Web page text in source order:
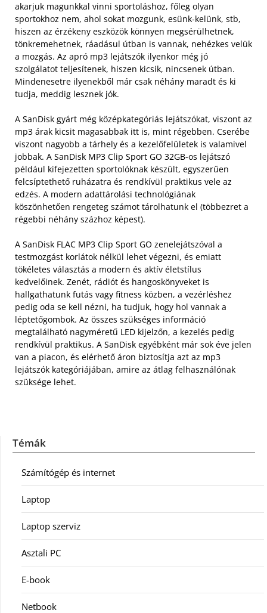
akarjuk magunkkal vinni sportoláshoz, főleg olyan
sportokhoz nem, ahol sokat mozgunk, esünk-kelünk, stb,
hiszen az érzékeny eszközök könnyen megsérülhetnek,
tönkremehetnek, ráadásul útban is vannak, nehézkes velük
a mozgás. Az apró mp3 lejátszók ilyenkor még jó
szolgálatot teljesítenek, hiszen kicsik, nincsenek útban.
Mindenesetre ilyenekből már csak néhány maradt és ki
tudja, meddig lesznek jók.
A SanDisk gyárt még középkategóriás lejátszókat, viszont az
mp3 árak kicsit magasabbak itt is, mint régebben. Cserébe
viszont nagyobb a tárhely és a kezelőfelületek is valamivel
jobbak. A SanDisk MP3 Clip Sport GO 32GB-os lejátszó
például kifejezetten sportolóknak készült, egyszerűen
felcsíptethető ruházatra és rendkívül praktikus vele az
edzés. A modern adattárolási technológiának
köszönhetően rengeteg számot tárolhatunk el (többezret a
régebbi néhány százhoz képest).
A SanDisk FLAC MP3 Clip Sport GO zenelejátszóval a
testmozgást korlátok nélkül lehet végezni, és emiatt
tökéletes választás a modern és aktív életstílus
kedvelőinek. Zenét, rádiót és hangoskönyveket is
hallgathatunk futás vagy fitness közben, a vezérléshez
pedig oda se kell nézni, ha tudjuk, hogy hol vannak a
léptetőgombok. Az összes szükséges információ
megtalálható nagyméretű LED kijelzőn, a kezelés pedig
rendkívül praktikus. A SanDisk egyébként már sok éve jelen
van a piacon, és elérhető áron biztosítja azt az mp3
lejátszók kategóriájában, amire az átlag felhasználónak
szüksége lehet.
Témák
Számítógép és internet
Laptop
Laptop szerviz
Asztali PC
E-book
Netbook